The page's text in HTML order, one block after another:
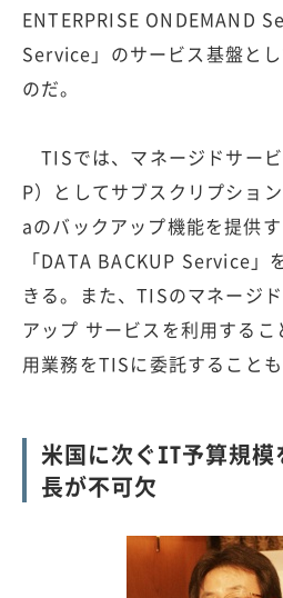
ENTERPRISE ONDEMAND
Service」のサービス基盤と
のだ。
TISでは、マネージドサー
P）としてサブスクリプショ
aのバックアップ機能を提供
「DATA BACKUP Service」
きる。また、TISのマネージ
アップ サービスを利用する
用業務をTISに委託することも
米国に次ぐIT予算規模
長が不可欠